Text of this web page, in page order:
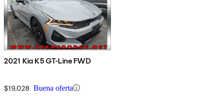
2021 Kia K5 GT-Line FWD
$19,028 Buena oferta